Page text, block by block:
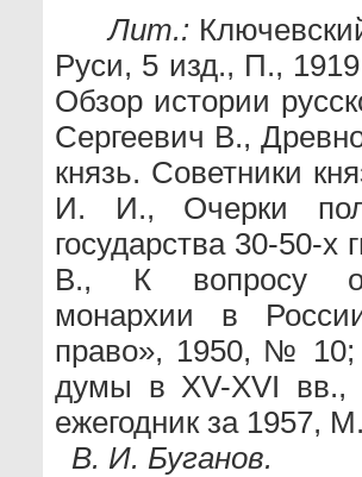
Лит.:
Руси, 5 изд., П.,
Обзор истории
Сергеевич В.,
князь. Советники
И. И., Очерки
государства 30-50-
В., К вопросу о
монархии в
право», 1950, №
думы в XV-XVI вв.,
ежегодник за 1957,
В. И. Буганов.